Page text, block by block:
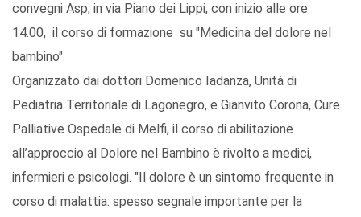
convegni Asp, in via Piano dei Lippi, con inizio alle ore
14.00, il corso di formazione su "Medicina del dolore nel
bambino".
Organizzato dai dottori Domenico Iadanza, Unità di
Pediatria Territoriale di Lagonegro, e Gianvito Corona, Cure
Palliative Ospedale di Melfi, il corso di abilitazione
all’approccio al Dolore nel Bambino è rivolto a medici,
infermieri e psicologi. "Il dolore è un sintomo frequente in
corso di malattia: spesso segnale importante per la